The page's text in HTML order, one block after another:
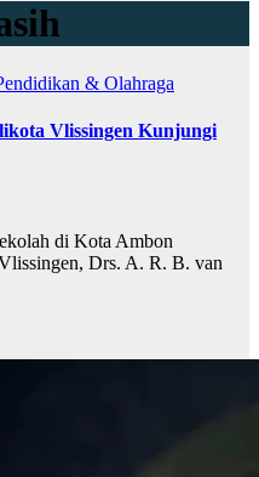
& Olahraga
Vlissingen Kunjungi
di Kota Ambon
Drs. A. R. B. van